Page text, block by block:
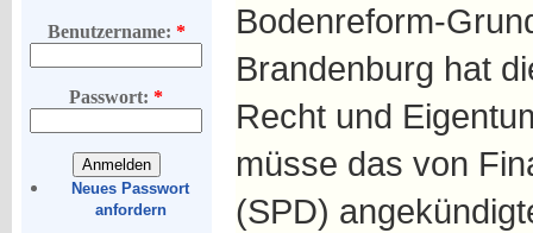
Benutzername: *
Passwort:*
Neues Passwort
anfordern
Bodenreform-
Brandenburg hat
Recht und
müsse das von
(SPD)